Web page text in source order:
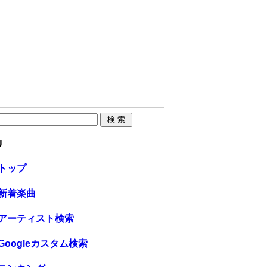
トップ
着楽曲
ーティスト検索
カスタム検索